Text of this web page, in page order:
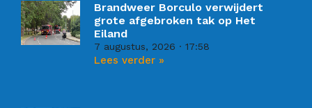
Brandweer Borculo verwijdert
grote afgebroken tak op Het
Eiland
7 augustus, 2026 17:58
Lees verder »